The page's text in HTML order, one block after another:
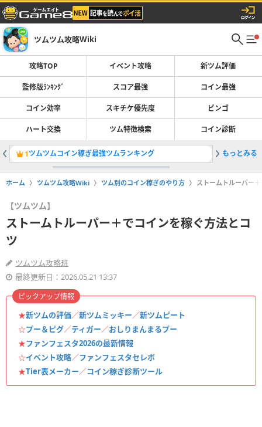
ツムツム攻略Wiki
攻略TOP イベント攻略 新ツム評価
監修版ﾗﾝｷﾝｸﾞ スコア最強 コイン最強
コイン効率 スキチケ優先度 ビンゴ
ハート交換 ツム特徴検索 コイン診断
1ツムツムコイン稼ぎ最強ツムランキング 2スコア
もっとみる
ホーム ツムツム攻略Wiki ツム別のコイン稼ぎのやり方 ストームトルーパー
【ツムツム】
ストームトルーパー＋でコインを稼ぐ方法とコ
ツ
ツムツム攻略班
最終更新日：2026.05.21 13:37
★新ツムの評価／新ツムミッキー／新ツムピート
☆プー＆ピグ／ティガー／おしりまんまるプー
★ファンフェスタ2026の最新情報
☆イベント攻略／ファンフェスタセレボ
★Tier表メーカー／コイン稼ぎ診断ツール
ピックアップ情報